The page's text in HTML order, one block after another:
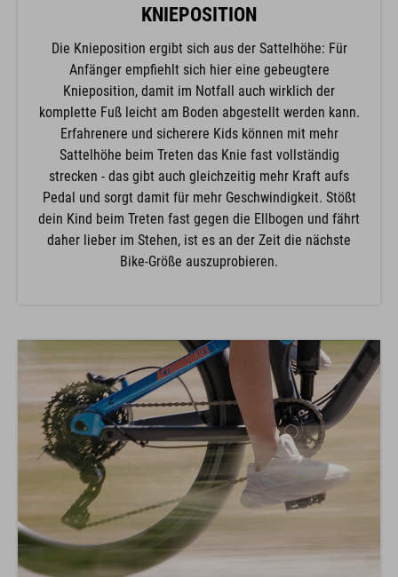
KNIEPOSITION
Die Knieposition ergibt sich aus der Sattelhöhe: Für
Anfänger empfiehlt sich hier eine gebeugtere
Knieposition, damit im Notfall auch wirklich der
komplette Fuß leicht am Boden abgestellt werden kann.
Erfahrenere und sicherere Kids können mit mehr
Sattelhöhe beim Treten das Knie fast vollständig
strecken - das gibt auch gleichzeitig mehr Kraft aufs
Pedal und sorgt damit für mehr Geschwindigkeit. Stößt
dein Kind beim Treten fast gegen die Ellbogen und fährt
daher lieber im Stehen, ist es an der Zeit die nächste
Bike-Größe auszuprobieren.